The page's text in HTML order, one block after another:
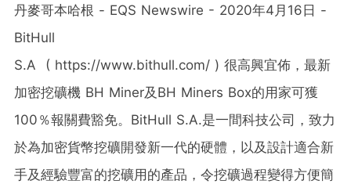
丹麥哥本哈根 - EQS Newswire - 2020年4月16日 -
BitHull
S.A ( https://www.bithull.com/ ) 很高興宜佈，最新
加密挖礦機 BH Miner及BH Miners Box的用家可獲
100％報關費豁免。BitHull S.A.是一間科技公司，致力
於為加密貨幣挖礦開發新一代的硬體，以及設計適合新
手及經驗豐富的挖礦用的產品，令挖礦過程變得方便簡